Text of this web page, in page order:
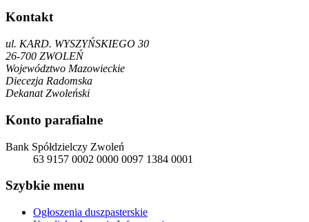
Kontakt
ul. KARD. WYSZYŃSKIEGO 30
26-700 ZWOLEŃ
Województwo Mazowieckie
Diecezja Radomska
Dekanat Zwoleński
Konto parafialne
Bank Spółdzielczy Zwoleń
63 9157 0002 0000 0097 1384 0001
Szybkie menu
Ogłoszenia duszpasterskie